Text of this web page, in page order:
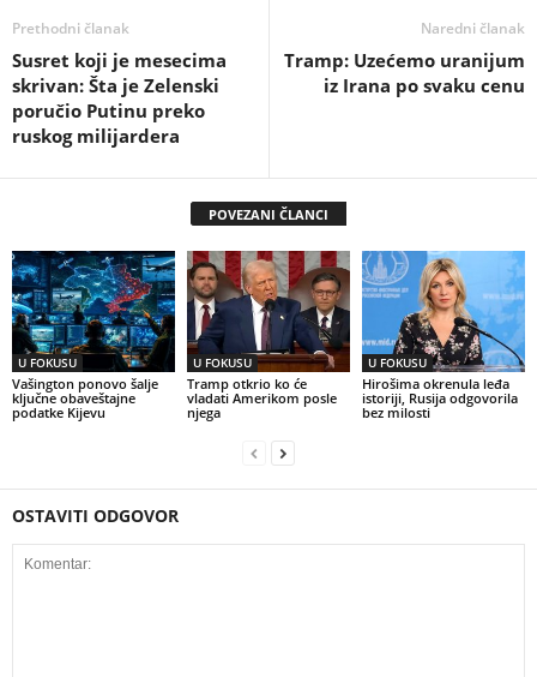
Prethodni članak
Susret koji je mesecima
skrivan: Šta je Zelenski
poručio Putinu preko
ruskog milijardera
Naredni članak
Tramp: Uzećemo uranijum
iz Irana po svaku cenu
POVEZANI ČLANCI
U FOKUSU
Vašington ponovo šalje
ključne obaveštajne
podatke Kijevu
U FOKUSU
Tramp otkrio ko će
vladati Amerikom posle
njega
U FOKUSU
Hirošima okrenula leđa
istoriji, Rusija odgovorila
bez milosti
OSTAVITI ODGOVOR